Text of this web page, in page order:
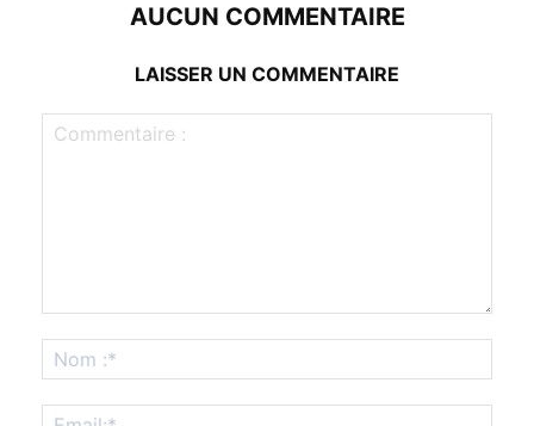
AUCUN COMMENTAIRE
LAISSER UN COMMENTAIRE